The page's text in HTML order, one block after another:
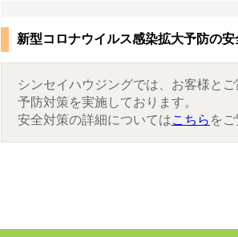
新型コロナウイルス感染拡大予防の
シンセイハウジングでは、お客様と
予防対策を実施しております。
安全対策の詳細についてはこちら をご